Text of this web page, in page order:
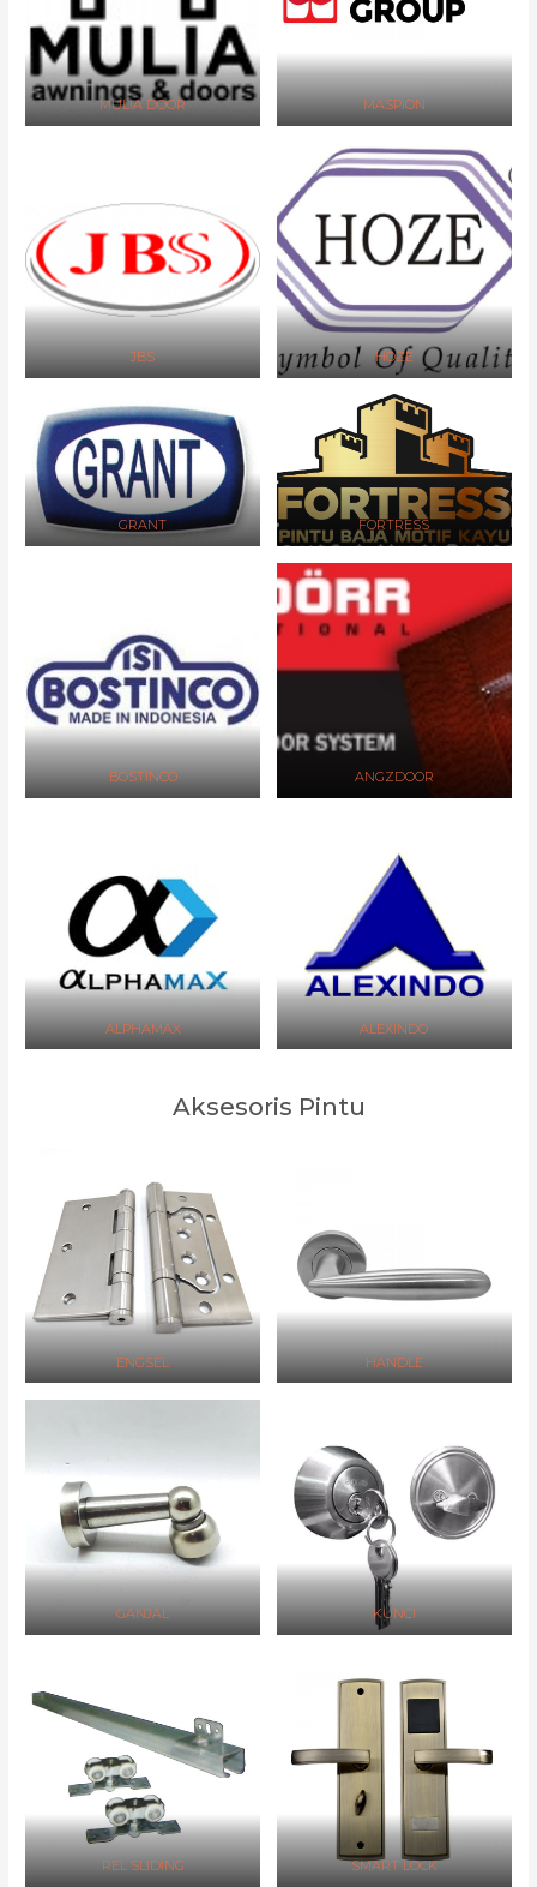
MULIA DOOR MASPION
JBS HOZE
GRANT FORTRESS
BOSTINCO ANGZDOOR
ALPHAMAX ALEXINDO
Aksesoris Pintu
ENGSEL HANDLE
GANJAL KUNCI
REL SLIDING SMART LOCK